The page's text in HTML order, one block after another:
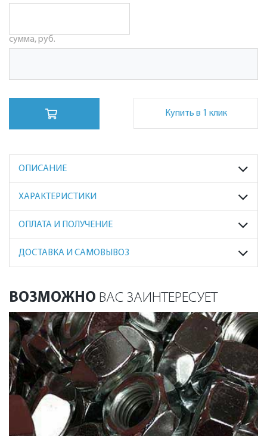
сумма, руб.
Купить в 1 клик
ОПИСАНИЕ
ХАРАКТЕРИСТИКИ
ОПЛАТА И ПОЛУЧЕНИЕ
ДОСТАВКА И САМОВЫВОЗ
ВОЗМОЖНО ВАС ЗАИНТЕРЕСУЕТ